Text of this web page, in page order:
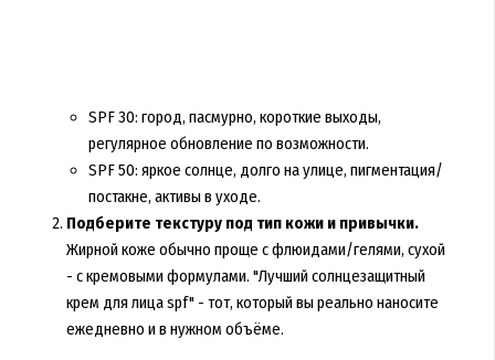
SPF 30: город, пасмурно, короткие выходы,
регулярное обновление по возможности.
SPF 50: яркое солнце, долго на улице, пигментация/
постакне, активы в уходе.
Подберите текстуру под тип кожи и привычки.
Жирной коже обычно проще с флюидами/гелями, сухой
- с кремовыми формулами. "Лучший солнцезащитный
крем для лица spf" - тот, который вы реально наносите
ежедневно и в нужном объёме.